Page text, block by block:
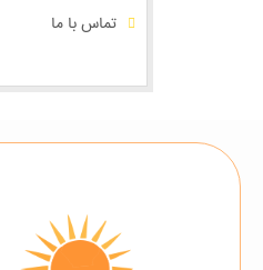
تماس با ما